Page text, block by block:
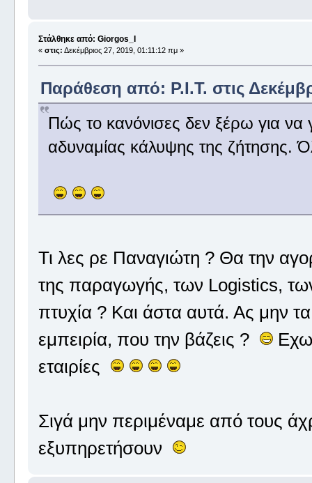
Στάλθηκε από: Giorgos_I
« στις: Δεκέμβριος 27, 2019, 01:11:12 πμ »
Παράθεση από: P.I.T. στις
Πώς το κανόνισες δεν ξέρω για να
αδυναμίας κάλυψης της ζήτησης.
Τι λες ρε Παναγιώτη ? Θα την
της παραγωγής, των Logistics,
πτυχία ? Και άστα αυτά. Ας μην
εμπειρία, που την βάζεις ?
Εχω
εταιρίες
Σιγά μην περιμέναμε από τους
εξυπηρετήσουν